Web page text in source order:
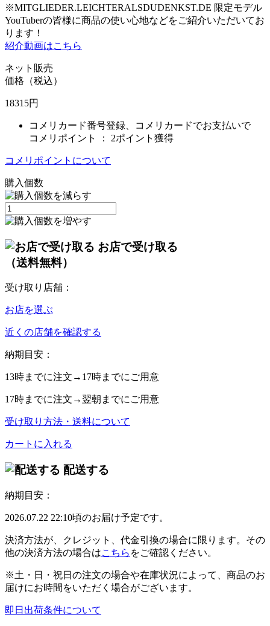
※MITGLIEDER.LEICHTERALSDUDENKST.DE 限定モデル
YouTuberの皆様に商品の使い心地などをご紹介いただいてお
ります！
紹介動画はこちら
ネット販売
価格（税込）
18315円
コメリカード番号登録、コメリカードでお支払いで
コメリポイント ： 2ポイント獲得
コメリポイントについて
購入個数
お店で受け取る
（送料無料）
受け取り店舗：
お店を選ぶ
近くの店舗を確認する
納期目安：
13時までに注文→ 17時までにご用意
17時までに注文→ 翌朝 までにご用意
受け取り方法・送料について
カートに入れる
配送する
納期目安：
2026.07.22 22:10頃のお届け予定です。
決済方法が、クレジット、代金引換の場合に限ります。その
他の決済方法の場合はこちら をご確認ください。
※土・日・祝日の注文の場合や在庫状況によって、商品のお
届けにお時間をいただく場合がございます。
即日出荷条件について